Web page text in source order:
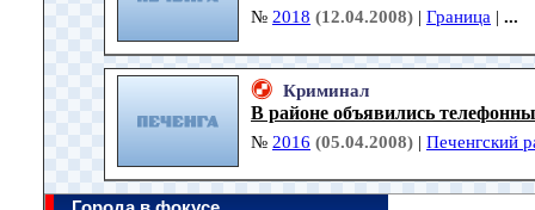
№ 2018 (12.04.2008) | Граница | ...
Криминал
В районе объявились
№ 2016 (05.04.2008) | Печенгский